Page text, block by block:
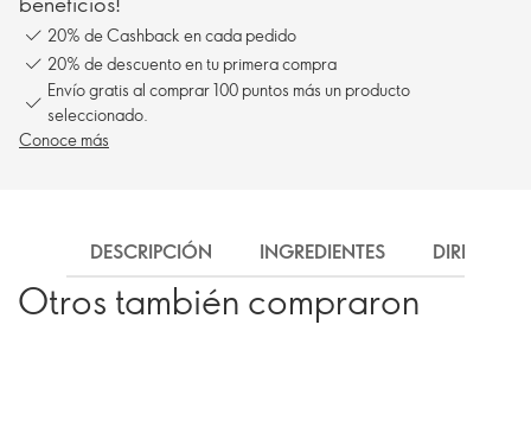
20% de Cashback en cada pedido
20% de descuento en tu primera compra
Envío gratis al comprar 100 puntos más un producto
seleccionado.
Conoce más
DESCRIPCIÓN INGREDIENTES
Otros también compraron